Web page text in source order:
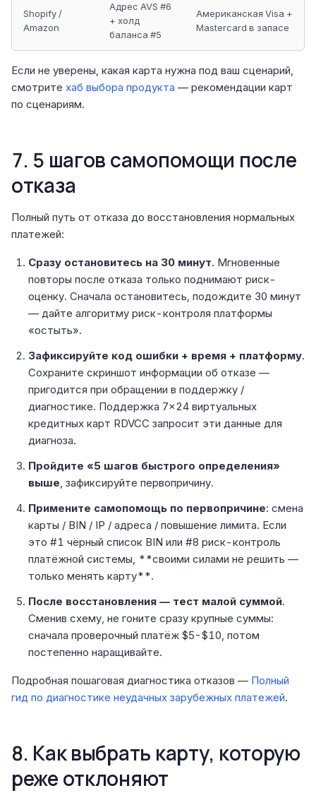
Shopify /
Amazon
Адрес AVS #6
+ холд
баланса #5
Американская Visa +
Mastercard в запасе
Если не уверены, какая карта нужна под ваш сценарий,
смотрите хаб выбора продукта — рекомендации карт
по сценариям.
7. 5 шагов самопомощи после
отказа
Полный путь от отказа до восстановления нормальных
платежей:
Сразу остановитесь на 30 минут. Мгновенные
повторы после отказа только поднимают риск-
оценку. Сначала остановитесь, подождите 30 минут
— дайте алгоритму риск-контроля платформы
«остыть».
Зафиксируйте код ошибки + время + платформу.
Сохраните скриншот информации об отказе —
пригодится при обращении в поддержку /
диагностике. Поддержка 7×24 виртуальных
кредитных карт RDVCC запросит эти данные для
диагноза.
Пройдите «5 шагов быстрого определения»
выше, зафиксируйте первопричину.
Примените самопомощь по первопричине: смена
карты / BIN / IP / адреса / повышение лимита. Если
это #1 чёрный список BIN или #8 риск-контроль
платёжной системы, **своими силами не решить —
только менять карту**.
После восстановления — тест малой суммой.
Сменив схему, не гоните сразу крупные суммы:
сначала проверочный платёж $5-$10, потом
постепенно наращивайте.
Подробная пошаговая диагностика отказов — Полный
гид по диагностике неудачных зарубежных платежей.
8. Как выбрать карту, которую
реже отклоняют